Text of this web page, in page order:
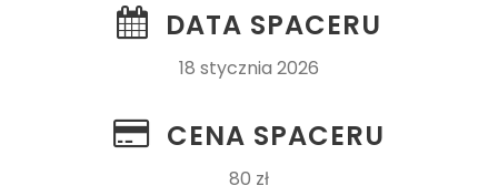
DATA SPACERU
18 stycznia 2026
CENA SPACERU
80 zł